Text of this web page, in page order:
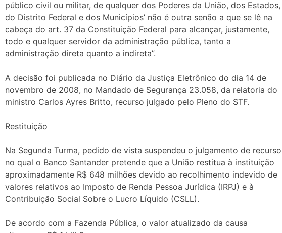
público civil ou militar, de qualquer dos Poderes da União, dos Estados,
do Distrito Federal e dos Municípios’ não é outra senão a que se lê na
cabeça do art. 37 da Constituição Federal para alcançar, justamente,
todo e qualquer servidor da administração pública, tanto a
administração direta quanto a indireta”.
A decisão foi publicada no Diário da Justiça Eletrônico do dia 14 de
novembro de 2008, no Mandado de Segurança 23.058, da relatoria do
ministro Carlos Ayres Britto, recurso julgado pelo Pleno do STF.
Restituição
Na Segunda Turma, pedido de vista suspendeu o julgamento de recurso
no qual o Banco Santander pretende que a União restitua à instituição
aproximadamente R$ 648 milhões devido ao recolhimento indevido de
valores relativos ao Imposto de Renda Pessoa Jurídica (IRPJ) e à
Contribuição Social Sobre o Lucro Líquido (CSLL).
De acordo com a Fazenda Pública, o valor atualizado da causa